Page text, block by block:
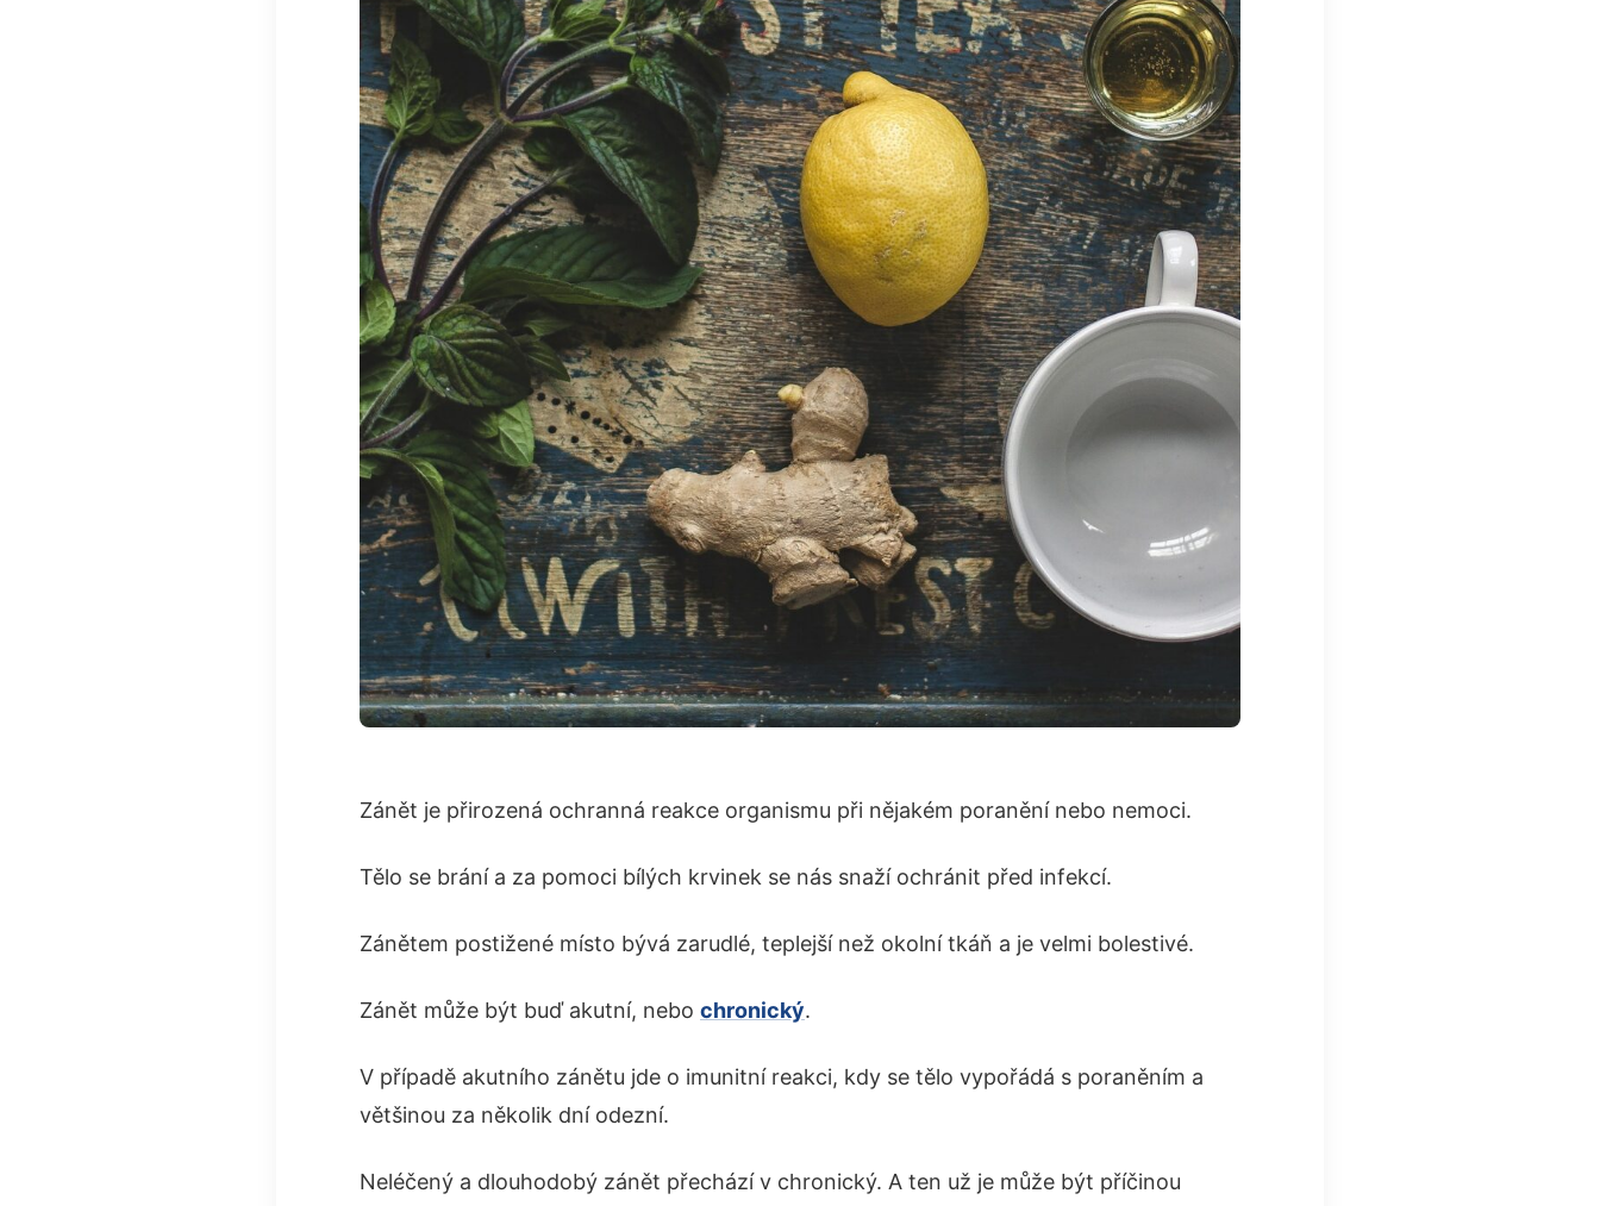
Zánět je přirozená ochranná reakce organismu při nějakém poranění nebo nemoci.
Tělo se brání a za pomoci bílých krvinek se nás snaží ochránit před infekcí.
Zánětem postižené místo bývá zarudlé, teplejší než okolní tkáň a je velmi bolestivé.
Zánět může být buď akutní, nebo chronický.
V případě akutního zánětu jde o imunitní reakci, kdy se tělo vypořádá s poraněním a
většinou za několik dní odezní.
Neléčený a dlouhodobý zánět přechází v chronický. A ten už je může být příčinou